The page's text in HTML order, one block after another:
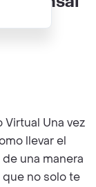
Virtual Una vez
llevar el
una manera
que no solo te